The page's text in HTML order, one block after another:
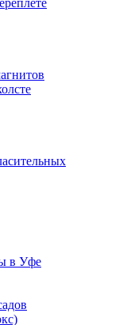
в Уфе